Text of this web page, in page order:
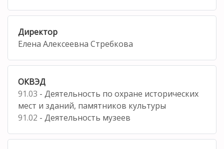
Директор
Елена Алексеевна Стребкова
ОКВЭД
91.03 - Деятельность по охране исторических
мест и зданий, памятников культуры
91.02 - Деятельность музеев